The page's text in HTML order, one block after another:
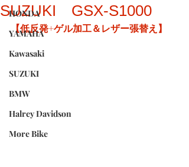
HONDA
YAMAHA
Kawasaki
SUZUKI
BMW
Halrey Davidson
More Bike
SUZUKI GSX-S1000
【低反発+ゲル加工＆レザー張替え】